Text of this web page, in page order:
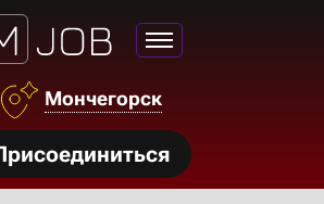
Мончегорск